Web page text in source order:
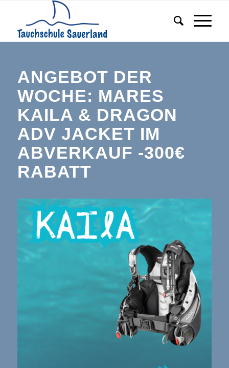
ANGEBOT DER
WOCHE: MARES
KAILA & DRAGON
ADV JACKET IM
ABVERKAUF -300€
RABATT